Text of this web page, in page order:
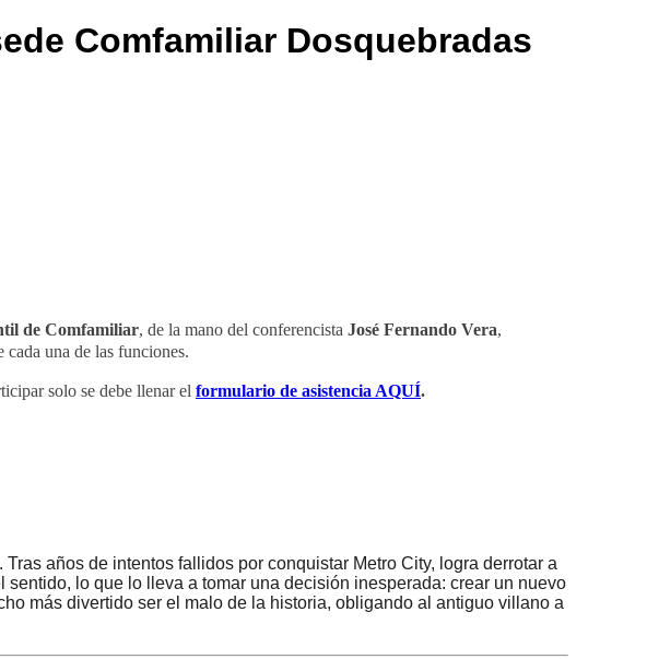
Comfamiliar Dosquebradas
de Comfamiliar, de la mano del conferencista José Fernando Vera,
una de las funciones.
solo se debe llenar el formulario de asistencia AQUÍ.
años de intentos fallidos por conquistar Metro City, logra derrotar a
lo que lo lleva a tomar una decisión inesperada: crear un nuevo
más divertido ser el malo de la historia, obligando al antiguo villano a